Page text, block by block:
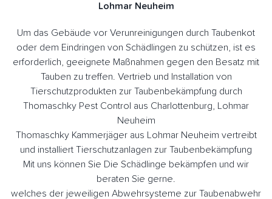
Lohmar Neuheim
Um das Gebäude vor Verunreinigungen durch Taubenkot
oder dem Eindringen von Schädlingen zu schützen, ist es
erforderlich, geeignete Maßnahmen gegen den Besatz mit
Tauben zu treffen. Vertrieb und Installation von
Tierschutzprodukten zur Taubenbekämpfung durch
Thomaschky Pest Control aus Charlottenburg, Lohmar
Neuheim
Thomaschky Kammerjäger aus Lohmar Neuheim vertreibt
und installiert Tierschutzanlagen zur Taubenbekämpfung
Mit uns können Sie Die Schädlinge bekämpfen und wir
beraten Sie gerne.
welches der jeweiligen Abwehrsysteme zur Taubenabwehr